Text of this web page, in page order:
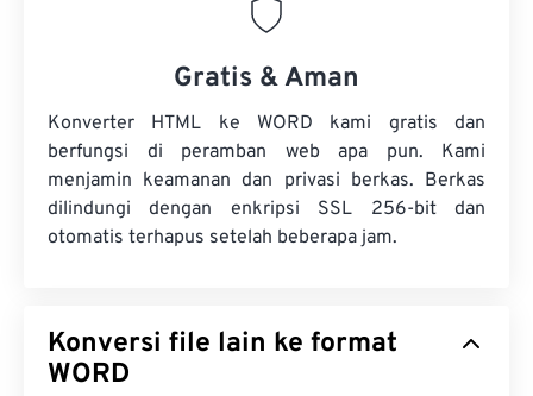
Gratis & Aman
Konverter HTML ke WORD kami gratis dan
berfungsi di peramban web apa pun. Kami
menjamin keamanan dan privasi berkas. Berkas
dilindungi dengan enkripsi SSL 256-bit dan
otomatis terhapus setelah beberapa jam.
Konversi file lain ke format
WORD